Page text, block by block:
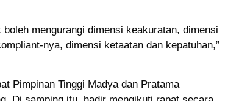
mengurangi dimensi keakuratan, dimensi
nya, dimensi ketaatan dan kepatuhan,”
Pimpinan Tinggi Madya dan Pratama